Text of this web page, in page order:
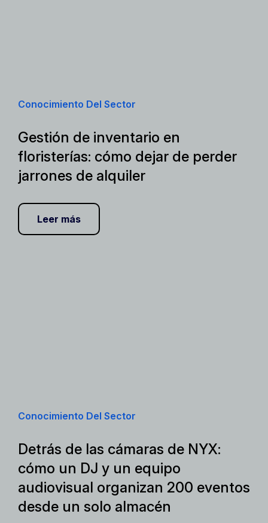
Conocimiento Del Sector
Gestión de inventario en
floristerías: cómo dejar de perder
jarrones de alquiler
Leer más
Conocimiento Del Sector
Detrás de las cámaras de NYX:
cómo un DJ y un equipo
audiovisual organizan 200 eventos
desde un solo almacén